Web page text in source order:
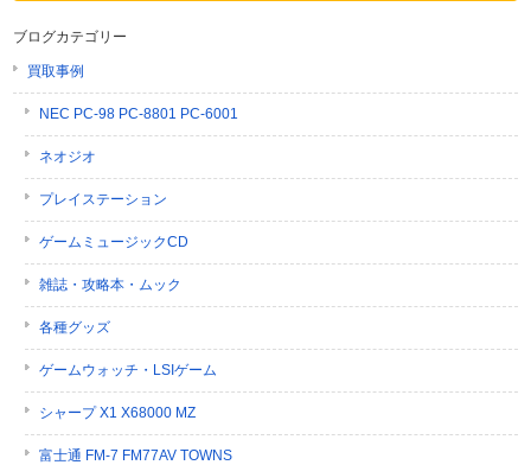
ブログカテゴリー
買取事例
NEC PC-98 PC-8801 PC-6001
ネオジオ
プレイステーション
ゲームミュージックCD
雑誌・攻略本・ムック
各種グッズ
ゲームウォッチ・LSIゲーム
シャープ X1 X68000 MZ
富士通 FM-7 FM77AV TOWNS